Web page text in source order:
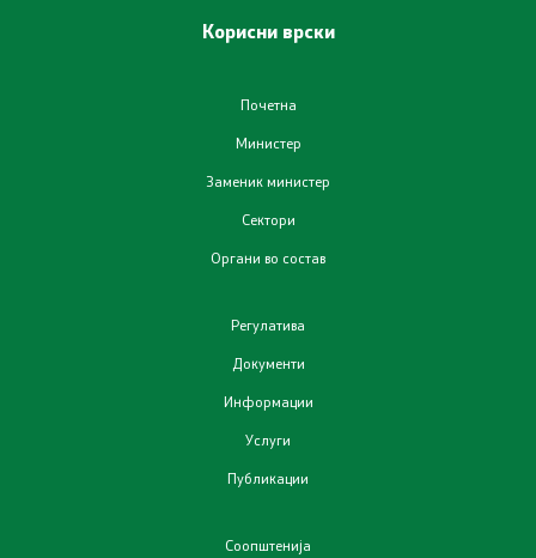
Листа согласно закон за квалитет на воздух
Корисни врски
Почетна
Министер
Заменик министер
Сектори
Органи во состав
Регулатива
Документи
Информации
Услуги
Публикации
Соопштенија